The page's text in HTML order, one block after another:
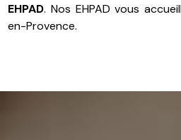
EHPAD. Nos EHPAD vous
en-Provence.